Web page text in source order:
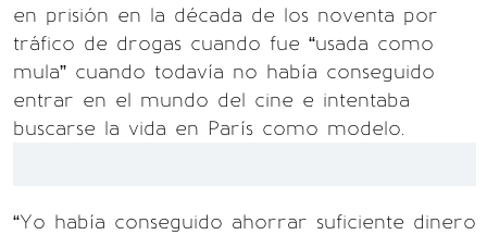
en prisión en la década de los noventa por
tráfico de drogas cuando fue “usada como
mula” cuando todavía no había conseguido
entrar en el mundo del cine e intentaba
buscarse la vida en París como modelo.
“Yo había conseguido ahorrar suficiente dinero